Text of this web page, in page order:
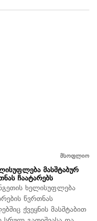
მსოფლიო
მასშტაბურ
ჩაატარებს
ხელისუფლება
წვრთნას
ქვეყნის მასშტაბით